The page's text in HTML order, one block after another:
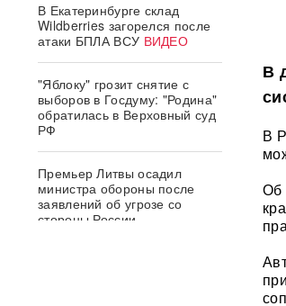
В Екатеринбурге склад
Wildberries загорелся после
атаки БПЛА ВСУ ВИДЕО
"Яблоку" грозит снятие с
выборов в Госдуму: "Родина"
обратилась в Верховный суд
РФ
Премьер Литвы осадил
министра обороны после
заявлений об угрозе со
стороны России
В
В
Об